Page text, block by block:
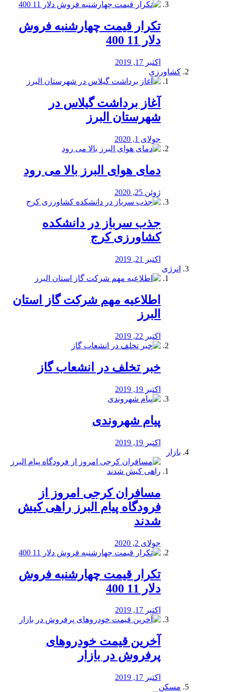
تکرار قیمت چهارشنبه فروش
دلار 11 400
اکتبر 17, 2019
کشاورزی
آغاز برداشت گیلاس در
شهرستان البرز
جولای 1, 2020
دمای هوای البرز بالا می رود
ژوئن 25, 2020
جذب سرباز در دانشکده
کشاورزی کرج
اکتبر 21, 2019
انرژی
️اطلاعیه مهم شرکت گاز استان
البرز
اکتبر 22, 2019
خبر تخلف در انشعاب گاز
اکتبر 19, 2019
پیام شهروندی
اکتبر 19, 2019
بازار
مسافران کرجی امروز از
فرودگاه پیام البرز راهی کیش
شدند
جولای 2, 2020
تکرار قیمت چهارشنبه فروش
دلار 11 400
اکتبر 17, 2019
آخرین قیمت خودرو‌های
پرفروش در بازار
اکتبر 17, 2019
مسکن